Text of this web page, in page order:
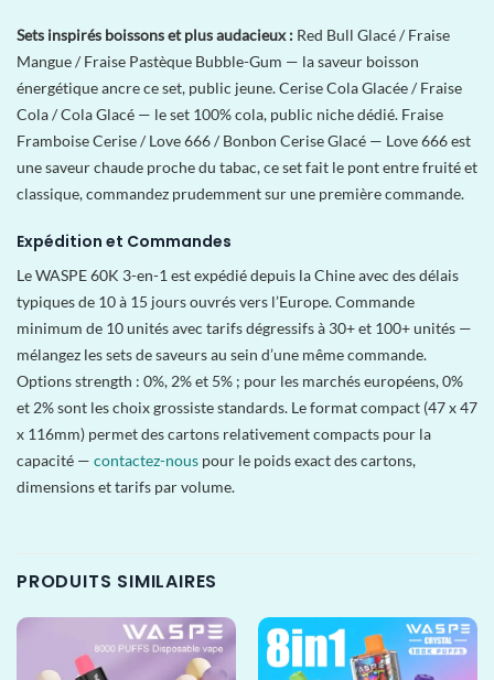
Sets inspirés boissons et plus audacieux : Red Bull Glacé / Fraise
Mangue / Fraise Pastèque Bubble-Gum — la saveur boisson
énergétique ancre ce set, public jeune. Cerise Cola Glacée / Fraise
Cola / Cola Glacé — le set 100% cola, public niche dédié. Fraise
Framboise Cerise / Love 666 / Bonbon Cerise Glacé — Love 666 est
une saveur chaude proche du tabac, ce set fait le pont entre fruité et
classique, commandez prudemment sur une première commande.
Expédition et Commandes
Le WASPE 60K 3-en-1 est expédié depuis la Chine avec des délais
typiques de 10 à 15 jours ouvrés vers l’Europe. Commande
minimum de 10 unités avec tarifs dégressifs à 30+ et 100+ unités —
mélangez les sets de saveurs au sein d’une même commande.
Options strength : 0%, 2% et 5% ; pour les marchés européens, 0%
et 2% sont les choix grossiste standards. Le format compact (47 x 47
x 116mm) permet des cartons relativement compacts pour la
capacité — contactez-nous pour le poids exact des cartons,
dimensions et tarifs par volume.
PRODUITS SIMILAIRES